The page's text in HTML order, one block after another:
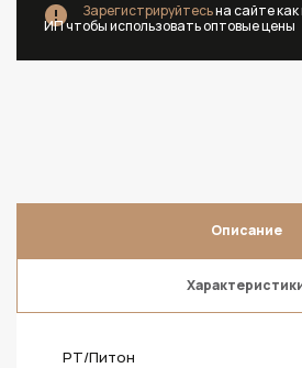
Зарегистрируйтесьна сайте
ИП чтобы использовать оптовые цены
Описание
PT/Питон